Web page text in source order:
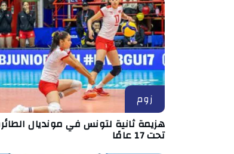
زوم
هزيمة ثانية لتونس في مونديال
تحت 17 عامًا